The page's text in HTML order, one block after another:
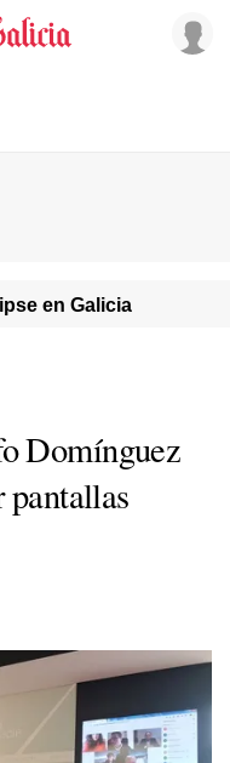
en Galicia
Domínguez
pantallas